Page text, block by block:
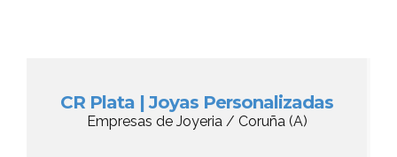
CR Plata | Joyas Personalizadas
Empresas de Joyeria / Coruña (A)